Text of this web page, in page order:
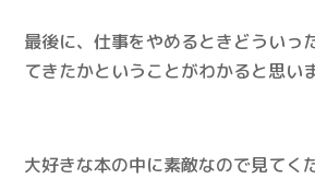
最後に、仕事をやめるときどういっ
てきたかということがわかると思い
大好きな本の中に素敵なので見てく